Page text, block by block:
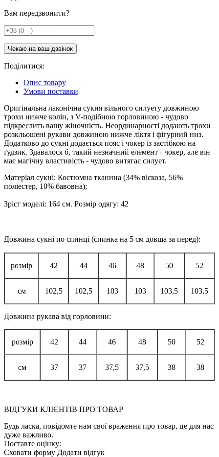
Вам передзвонити?
Поділитися:
Опис товару
Умови поставки
Оригінальна лаконічна сукня вільного силуету довжиною
трохи нижче колін, з V-подібною горловиною - чудово
підкреслить вашу жіночність. Неординарності додають трохи
розкльошені рукави довжиною нижче ліктя і фігурний низ.
Додатково до сукні додається пояс і чокер із застібкою на
ґудзик. Здавалося б, такий незначний елемент - чокер, але він
має магічну властивість - чудово витягає силует.
Матеріал сукні: Костюмна тканина (34% віскоза, 56%
поліестер, 10% бавовна);
Зріст моделі: 164 см. Розмір одягу: 42
Довжина сукні по спинці (спинка на 5 см довша за перед):
розмір 42 44 46 48 50 52
см 102,5 102,5 103 103 103,5 103,5
Довжина рукава від горловини:
розмір 42 44 46 48 50 52
см 37 37 37,5 37,5 38 38
ВІДГУКИ КЛІЄНТІВ ПРО ТОВАР
Будь ласка, повідомте нам свої враження про товар, це для нас
дуже важливо.
Поставте оцінку:
Сховати форму Додати відгук